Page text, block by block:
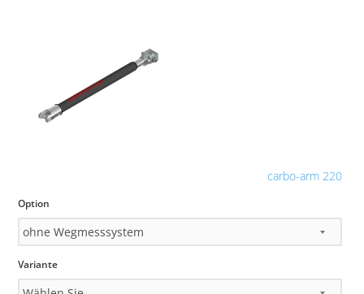
carbo-arm 220
Option
Variante